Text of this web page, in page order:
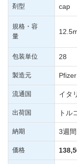
剤型 cap
規格・容
量
包装単位 28
製造元 Pfizer
流通国 イタ
出荷国 トル
納期 3週間
価格